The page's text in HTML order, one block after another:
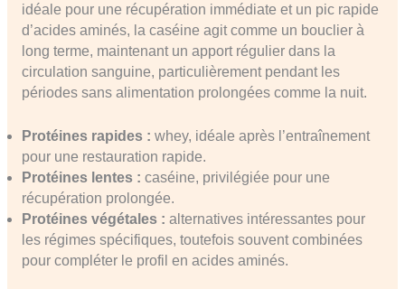
idéale pour une récupération immédiate et un pic rapide
d’acides aminés, la caséine agit comme un bouclier à
long terme, maintenant un apport régulier dans la
circulation sanguine, particulièrement pendant les
périodes sans alimentation prolongées comme la nuit.
Protéines rapides : whey, idéale après l’entraînement
pour une restauration rapide.
Protéines lentes : caséine, privilégiée pour une
récupération prolongée.
Protéines végétales : alternatives intéressantes pour
les régimes spécifiques, toutefois souvent combinées
pour compléter le profil en acides aminés.